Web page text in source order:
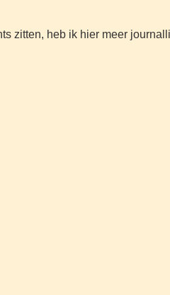
zitten, heb ik hier meer